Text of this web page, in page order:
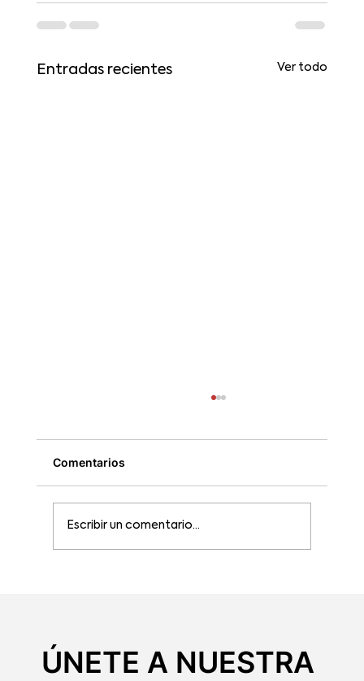
Entradas recientes Ver todo
Comentarios
Escribir un comentario...
ÚNETE A NUESTRA